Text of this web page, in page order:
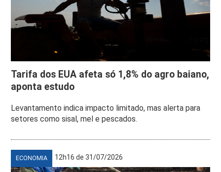
Tarifa dos EUA afeta só 1,8% do agro baiano,
aponta estudo
Levantamento indica impacto limitado, mas alerta para
setores como sisal, mel e pescados.
ECONOMIA 12h16 de 31/07/2026